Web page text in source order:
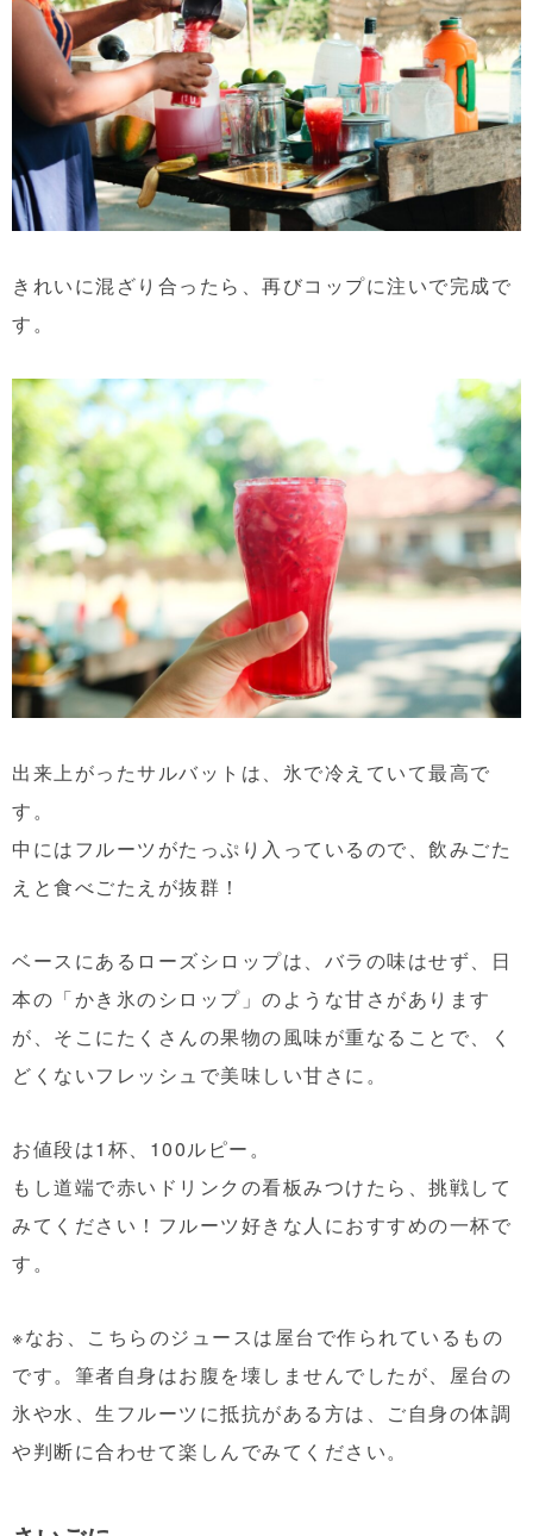
きれいに混ざり合ったら、再びコップに注いで完成で
す。
出来上がったサルバットは、氷で冷えていて最高で
す。
中にはフルーツがたっぷり入っているので、飲みごた
えと食べごたえが抜群！
ベースにあるローズシロップは、バラの味はせず、日
本の「かき氷のシロップ」のような甘さがあります
が、そこにたくさんの果物の風味が重なることで、く
どくないフレッシュで美味しい甘さに。
お値段は1杯、100ルピー。
もし道端で赤いドリンクの看板みつけたら、挑戦して
みてください！フルーツ好きな人におすすめの一杯で
す。
※なお、こちらのジュースは屋台で作られているもの
です。筆者自身はお腹を壊しませんでしたが、屋台の
氷や水、生フルーツに抵抗がある方は、ご自身の体調
や判断に合わせて楽しんでみてください。